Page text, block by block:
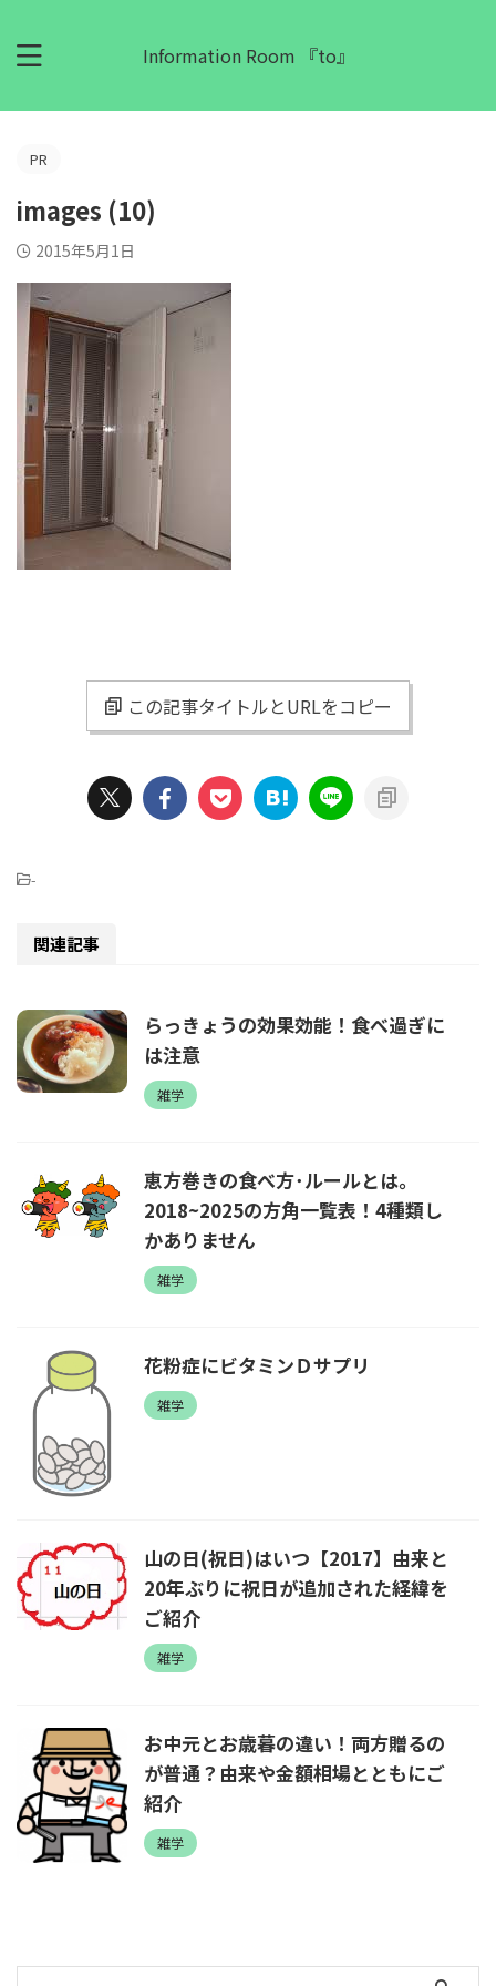
Information Room 『to』
PR
images (10)
2015年5月1日
この記事タイトルとURLをコピー
-
関連記事
らっきょうの効果効能！食べ過ぎに
は注意
雑学
恵方巻きの食べ方･ルールとは。
2018~2025の方角一覧表！4種類し
かありません
雑学
花粉症にビタミンＤサプリ
雑学
山の日(祝日)はいつ【2017】由来と
20年ぶりに祝日が追加された経緯を
ご紹介
雑学
お中元とお歳暮の違い！両方贈るの
が普通？由来や金額相場とともにご
紹介
雑学